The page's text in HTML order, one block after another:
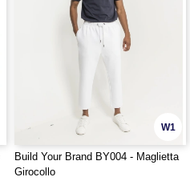
W1
Build Your Brand BY004 - Maglietta
Girocollo